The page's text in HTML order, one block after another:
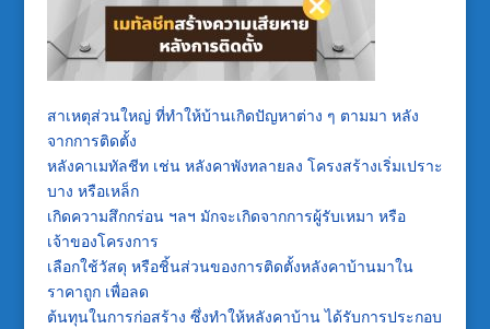
สาเหตุส่วนใหญ่ ที่ทำให้บ้านเกิดปัญหาต่าง ๆ ตามมา หลัง
จากการติดตั้ง
หลังคาเมทัลชีท เช่น หลังคาพังทลายลง โครงสร้างเริ่มเปราะ
บาง หรือเหล็ก
เกิดความสึกกร่อน ฯลฯ มักจะเกิดจากการผู้รับเหมา หรือ
เจ้าของโครงการ
เลือกใช้วัสดุ หรือชิ้นส่วนของการติดตั้งหลังคาบ้านมาใน
ราคาถูก เพื่อลด
ต้นทุนในการก่อสร้าง ซึ่งทำให้หลังคาบ้าน ได้รับการประกอบ